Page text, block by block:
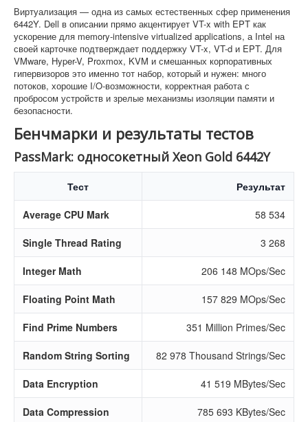
Виртуализация — одна из самых естественных сфер применения
6442Y. Dell в описании прямо акцентирует VT-x with EPT как
ускорение для memory-intensive virtualized applications, а Intel на
своей карточке подтверждает поддержку VT-x, VT-d и EPT. Для
VMware, Hyper-V, Proxmox, KVM и смешанных корпоративных
гипервизоров это именно тот набор, который и нужен: много
потоков, хорошие I/O-возможности, корректная работа с
пробросом устройств и зрелые механизмы изоляции памяти и
безопасности.
Бенчмарки и результаты тестов
PassMark: односокетный Xeon Gold 6442Y
Тест Результат
Average CPU Mark 58 534
Single Thread Rating 3 268
Integer Math 206 148 MOps/Sec
Floating Point Math 157 829 MOps/Sec
Find Prime Numbers 351 Million Primes/Sec
Random String Sorting 82 978 Thousand Strings/Sec
Data Encryption 41 519 MBytes/Sec
Data Compression 785 693 KBytes/Sec